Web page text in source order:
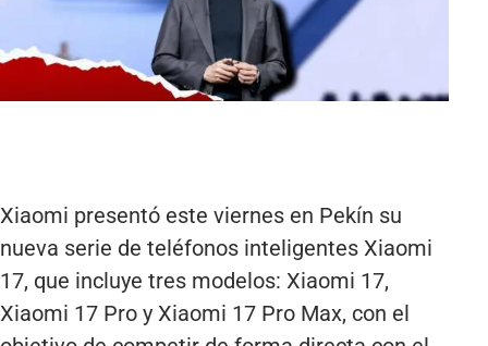
Xiaomi presentó este viernes en Pekín su
nueva serie de teléfonos inteligentes Xiaomi
17, que incluye tres modelos: Xiaomi 17,
Xiaomi 17 Pro y Xiaomi 17 Pro Max, con el